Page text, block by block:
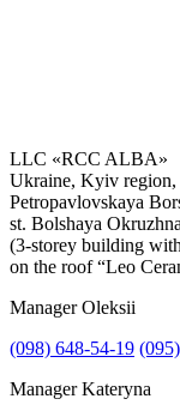
Get the consultation
LLC «RCC ALBA»
Ukraine, Kyiv region,
Petropavlovskaya
st. Bolshaya
(3-storey building
on the roof “Leo
Manager Oleksii
(098) 648-54-19
Manager Kateryna